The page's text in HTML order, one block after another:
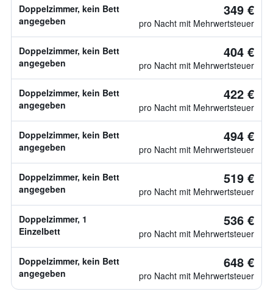
Doppelzimmer, kein Bett
angegeben
349 €
pro Nacht mit Mehrwertsteuer
Doppelzimmer, kein Bett
angegeben
404 €
pro Nacht mit Mehrwertsteuer
Doppelzimmer, kein Bett
angegeben
422 €
pro Nacht mit Mehrwertsteuer
Doppelzimmer, kein Bett
angegeben
494 €
pro Nacht mit Mehrwertsteuer
Doppelzimmer, kein Bett
angegeben
519 €
pro Nacht mit Mehrwertsteuer
Doppelzimmer, 1
Einzelbett
536 €
pro Nacht mit Mehrwertsteuer
Doppelzimmer, kein Bett
angegeben
648 €
pro Nacht mit Mehrwertsteuer